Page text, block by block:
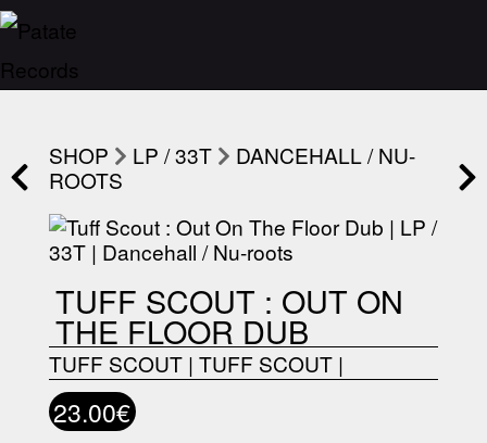
SHOP LP / 33T
DANCEHALL / NU-
ROOTS
TUFF SCOUT : OUT ON
THE FLOOR DUB
TUFF SCOUT| TUFF SCOUT|
23.00€